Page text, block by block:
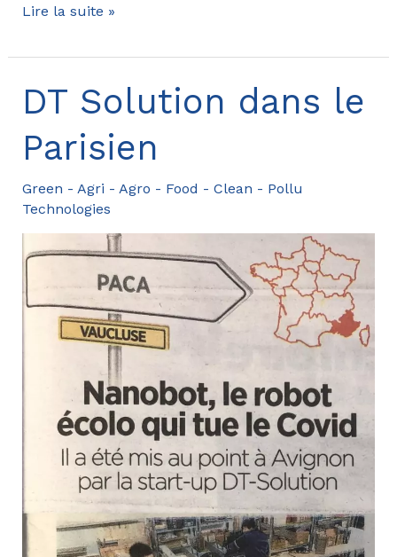
RUE24
des
pépites
Lire la suite »
DT Solution dans le
Parisien
Green - Agri - Agro - Food - Clean - Pollu
Technologies